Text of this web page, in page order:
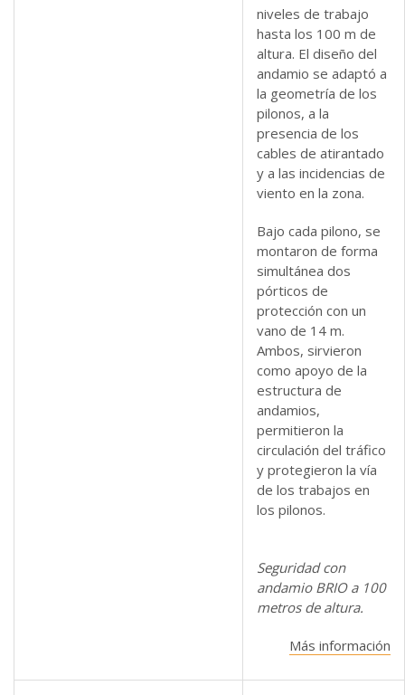
niveles de trabajo
hasta los 100 m de
altura. El diseño del
andamio se adaptó a
la geometría de los
pilonos, a la
presencia de los
cables de atirantado
y a las incidencias de
viento en la zona.
Bajo cada pilono, se
montaron de forma
simultánea dos
pórticos de
protección con un
vano de 14 m.
Ambos, sirvieron
como apoyo de la
estructura de
andamios,
permitieron la
circulación del tráfico
y protegieron la vía
de los trabajos en
los pilonos.
Seguridad con
andamio BRIO a 100
metros de altura.
Más información